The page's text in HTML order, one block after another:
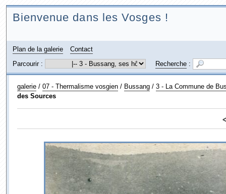
Bienvenue dans les Vosges !
Plan de la galerie
Contact
Parcourir :
Recherche:
galerie/ 07 - Thermalisme vosgien/ Bussang/ 3 - La Commune de
des Sources